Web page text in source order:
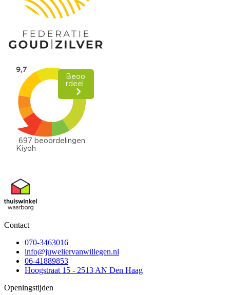
Contact
070-3463016
info@juweliervanwillegen.nl
06-41889853
Hoogstraat 15 - 2513 AN Den Haag
Openingstijden